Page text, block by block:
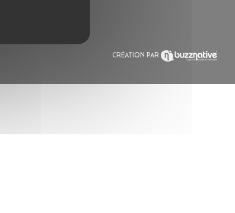
CRÉATION PAR